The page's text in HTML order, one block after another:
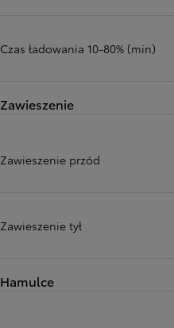
Czas ładowania 10-80% (min)
Zawieszenie
Zawieszenie przód
Zawieszenie tył
Hamulce